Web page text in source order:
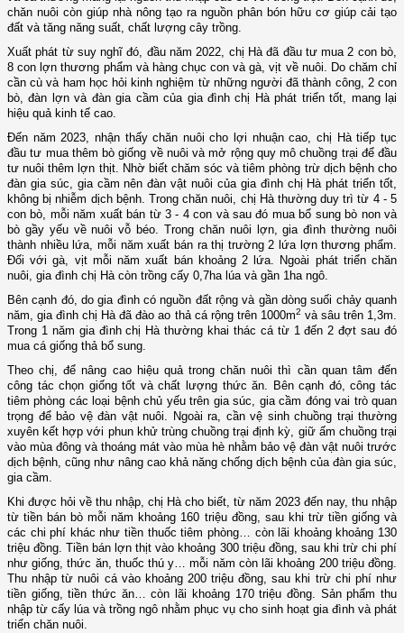
chăn nuôi còn giúp nhà nông tạo ra nguồn phân bón hữu cơ giúp cải tạo
đất và tăng năng suất, chất lượng cây trồng.
Xuất phát từ suy nghĩ đó, đầu năm 2022, chị Hà đã đầu tư mua 2 con bò,
8 con lợn thương phẩm và hàng chục con và gà, vịt về nuôi. Do chăm chỉ
cần cù và ham học hỏi kinh nghiệm từ những người đã thành công, 2 con
bò, đàn lợn và đàn gia cầm của gia đình chị Hà phát triển tốt, mang lại
hiệu quả kinh tế cao.
Đến năm 2023, nhận thấy chăn nuôi cho lợi nhuận cao, chị Hà tiếp tục
đầu tư mua thêm bò giống về nuôi và mở rộng quy mô chuồng trại để đầu
tư nuôi thêm lợn thịt. Nhờ biết chăm sóc và tiêm phòng trừ dịch bệnh cho
đàn gia súc, gia cầm nên đàn vật nuôi của gia đình chị Hà phát triển tốt,
không bị nhiễm dịch bệnh. Trong chăn nuôi, chị Hà thường duy trì từ 4 - 5
con bò, mỗi năm xuất bán từ 3 - 4 con và sau đó mua bổ sung bò non và
bò gầy yếu về nuôi vỗ béo. Trong chăn nuôi lợn, gia đình thường nuôi
thành nhiều lứa, mỗi năm xuất bán ra thị trường 2 lứa lợn thương phẩm.
Đối với gà, vịt mỗi năm xuất bán khoảng 2 lứa. Ngoài phát triển chăn
nuôi, gia đình chị Hà còn trồng cấy 0,7ha lúa và gần 1ha ngô.
Bên cạnh đó, do gia đình có nguồn đất rộng và gần dòng suối chảy quanh
năm, gia đình chị Hà đã đào ao thả cá rộng trên 1000m2 và sâu trên 1,3m.
Trong 1 năm gia đình chị Hà thường khai thác cá từ 1 đến 2 đợt sau đó
mua cá giống thả bổ sung.
Theo chị, để nâng cao hiệu quả trong chăn nuôi thì cần quan tâm đến
công tác chọn giống tốt và chất lượng thức ăn. Bên cạnh đó, công tác
tiêm phòng các loại bệnh chủ yếu trên gia súc, gia cầm đóng vai trò quan
trọng để bảo vệ đàn vật nuôi. Ngoài ra, cần vệ sinh chuồng trại thường
xuyên kết hợp với phun khử trùng chuồng trại định kỳ, giữ ấm chuồng trại
vào mùa đông và thoáng mát vào mùa hè nhằm bảo vệ đàn vật nuôi trước
dịch bệnh, cũng như nâng cao khả năng chống dịch bệnh của đàn gia súc,
gia cầm.
Khi được hỏi về thu nhập, chị Hà cho biết, từ năm 2023 đến nay, thu nhập
từ tiền bán bò mỗi năm khoảng 160 triệu đồng, sau khi trừ tiền giống và
các chi phí khác như tiền thuốc tiêm phòng… còn lãi khoảng khoảng 130
triệu đồng. Tiền bán lợn thịt vào khoảng 300 triệu đồng, sau khi trừ chi phí
như giống, thức ăn, thuốc thú y… mỗi năm còn lãi khoảng 200 triệu đồng.
Thu nhập từ nuôi cá vào khoảng 200 triệu đồng, sau khi trừ chi phí như
tiền giống, tiền thức ăn… còn lãi khoảng 170 triệu đồng. Sản phẩm thu
nhập từ cấy lúa và trồng ngô nhằm phục vụ cho sinh hoạt gia đình và phát
triển chăn nuôi.